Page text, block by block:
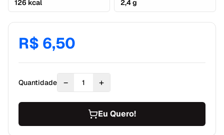
126 kcal 2,4 g
R$ 6,50
Quantidade − 1 +
Eu Quero!